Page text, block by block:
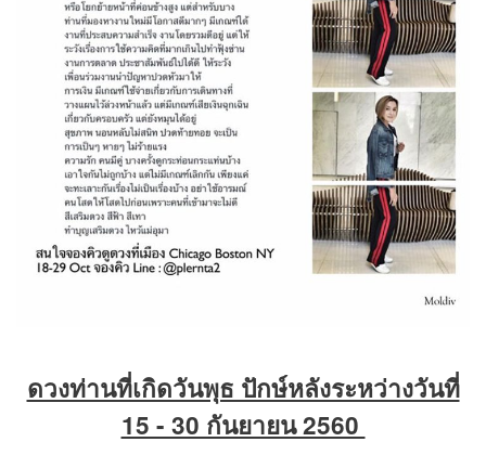
ดวงท่านที่เกิดวันพุธ ปักษ์หลังระหว่างวันที่
15 - 30 กันยายน 2560